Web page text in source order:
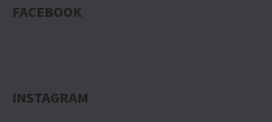
FACEBOOK
INSTAGRAM